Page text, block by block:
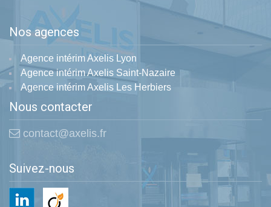
Nos agences
Agence intérim Axelis Lyon
Agence intérim Axelis Saint-Nazaire
Agence intérim Axelis Les Herbiers
Nous contacter
contact@axelis.fr
Suivez-nous